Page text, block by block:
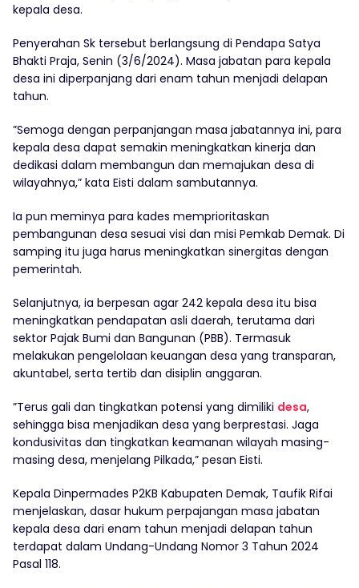
kepala desa.
Penyerahan Sk tersebut berlangsung di Pendapa Satya
Bhakti Praja, Senin (3/6/2024). Masa jabatan para kepala
desa ini diperpanjang dari enam tahun menjadi delapan
tahun.
”Semoga dengan perpanjangan masa jabatannya ini, para
kepala desa dapat semakin meningkatkan kinerja dan
dedikasi dalam membangun dan memajukan desa di
wilayahnya,” kata Eisti dalam sambutannya.
Ia pun meminya para kades memprioritaskan
pembangunan desa sesuai visi dan misi Pemkab Demak. Di
samping itu juga harus meningkatkan sinergitas dengan
pemerintah.
Selanjutnya, ia berpesan agar 242 kepala desa itu bisa
meningkatkan pendapatan asli daerah, terutama dari
sektor Pajak Bumi dan Bangunan (PBB). Termasuk
melakukan pengelolaan keuangan desa yang transparan,
akuntabel, serta tertib dan disiplin anggaran.
”Terus gali dan tingkatkan potensi yang dimiliki desa,
sehingga bisa menjadikan desa yang berprestasi. Jaga
kondusivitas dan tingkatkan keamanan wilayah masing-
masing desa, menjelang Pilkada,” pesan Eisti.
Kepala Dinpermades P2KB Kabupaten Demak, Taufik Rifai
menjelaskan, dasar hukum perpajangan masa jabatan
kepala desa dari enam tahun menjadi delapan tahun
terdapat dalam Undang-Undang Nomor 3 Tahun 2024
Pasal 118.